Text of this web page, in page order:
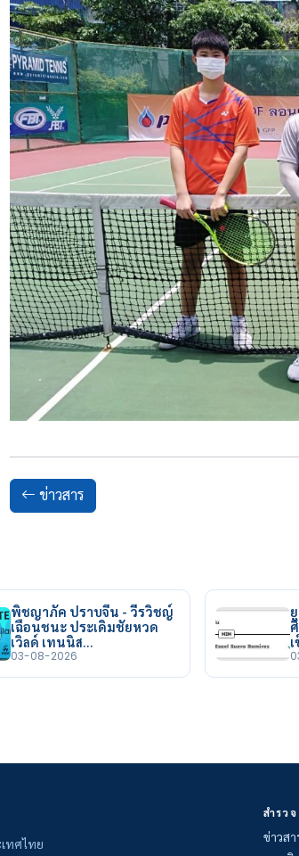
ข่าวสาร
พิชญาภัค ปราบจีน - วีรวิชญ์
เฉือนชนะ ประเดิมชัยหวด
เวิลด์ เทนนิส…
03-08-2026
ทศไทย
สำรวจ
ข่าวสา